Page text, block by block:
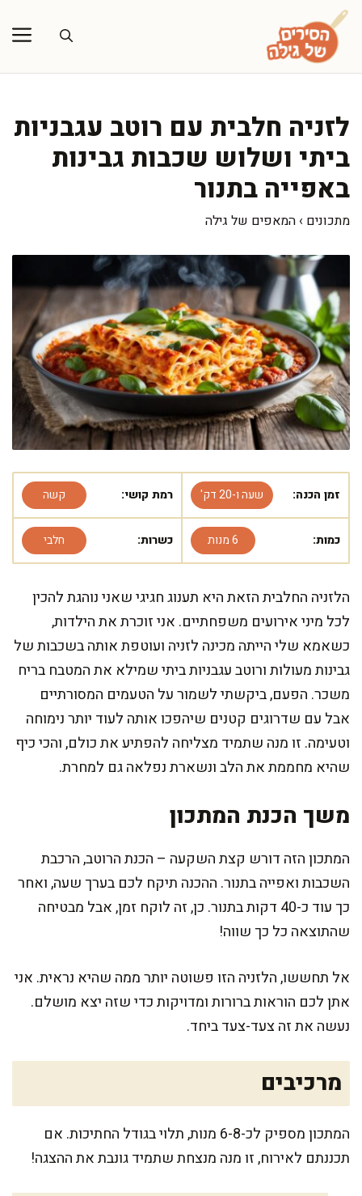
לדלג
לתוכן
לזניה חלבית עם רוטב עגבניות
ביתי ושלוש שכבות גבינות
באפייה בתנור
מתכונים › המאפים של גילה
זמן הכנה: שעה ו-20 דק' רמת קושי: קשה
כמות: 6 מנות כשרות: חלבי
הלזניה החלבית הזאת היא תענוג חגיגי שאני נוהגת להכין
לכל מיני אירועים משפחתיים. אני זוכרת את הילדות,
כשאמא שלי הייתה מכינה לזניה ועוטפת אותה בשכבות של
גבינות מעולות ורוטב עגבניות ביתי שמילא את המטבח בריח
משכר. הפעם, ביקשתי לשמור על הטעמים המסורתיים
אבל עם שדרוגים קטנים שיהפכו אותה לעוד יותר נימוחה
וטעימה. זו מנה שתמיד מצליחה להפתיע את כולם, והכי כיף
שהיא מחממת את הלב ונשארת נפלאה גם למחרת.
משך הכנת המתכון
המתכון הזה דורש קצת השקעה – הכנת הרוטב, הרכבת
השכבות ואפייה בתנור. ההכנה תיקח לכם בערך שעה, ואחר
כך עוד כ-40 דקות בתנור. כן, זה לוקח זמן, אבל מבטיחה
שהתוצאה כל כך שווה!
אל תחששו, הלזניה הזו פשוטה יותר ממה שהיא נראית. אני
אתן לכם הוראות ברורות ומדויקות כדי שזה יצא מושלם.
נעשה את זה צעד-צעד ביחד.
מרכיבים
המתכון מספיק לכ-6-8 מנות, תלוי בגודל החתיכות. אם
תכננתם לאירוח, זו מנה מנצחת שתמיד גונבת את ההצגה!